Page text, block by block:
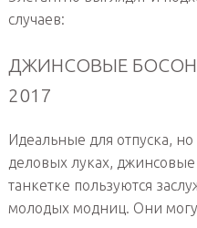
случаев:
ДЖИНСОВЫЕ
2017
Идеальные для отпуска,
деловых луках,
танкетке пользуются
молодых модниц. Они